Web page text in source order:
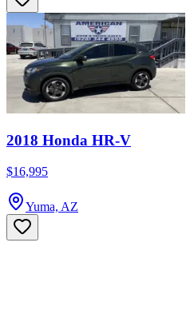
2018 Honda HR-V
$16,995
Yuma, AZ